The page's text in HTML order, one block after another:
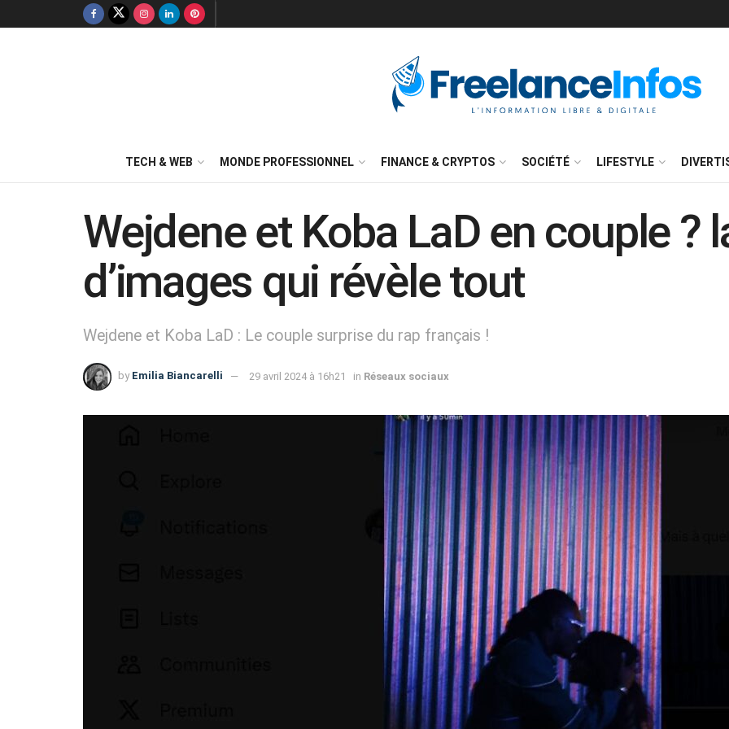
TECH & WEB MONDE PROFESSIONNEL FINANCE & CRYPTOS SOCIÉTÉ LIFESTYLE
Wejdene et Koba LaD en couple ?
d’images qui révèle tout
Wejdene et Koba LaD : Le couple surprise du rap français !
by Emilia Biancarelli 29 avril 2024 à 16h21 in Réseaux sociaux